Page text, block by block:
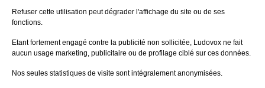
Refuser cette utilisation peut dégrader l'affichage du site ou de ses
fonctions.
Etant fortement engagé contre la publicité non sollicitée, Ludovox ne fait
aucun usage marketing, publicitaire ou de profilage ciblé sur ces données.
Nos seules statistiques de visite sont intégralement anonymisées.
Publié leil y a 2 jours
Sur le jeu Detective Box - Ciao
Bella